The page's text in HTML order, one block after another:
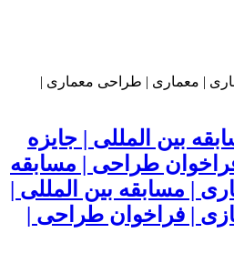
بین المللی | جایزه
طراحی | مسابقه
| مسابقه بین المللی |
| فراخوان طراحی |